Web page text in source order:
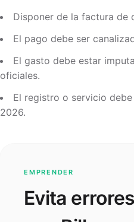
Disponer de la factura de
El pago debe ser
El gasto debe estar
oficiales.
El registro o servicio
2026.
EMPRENDER
Evita